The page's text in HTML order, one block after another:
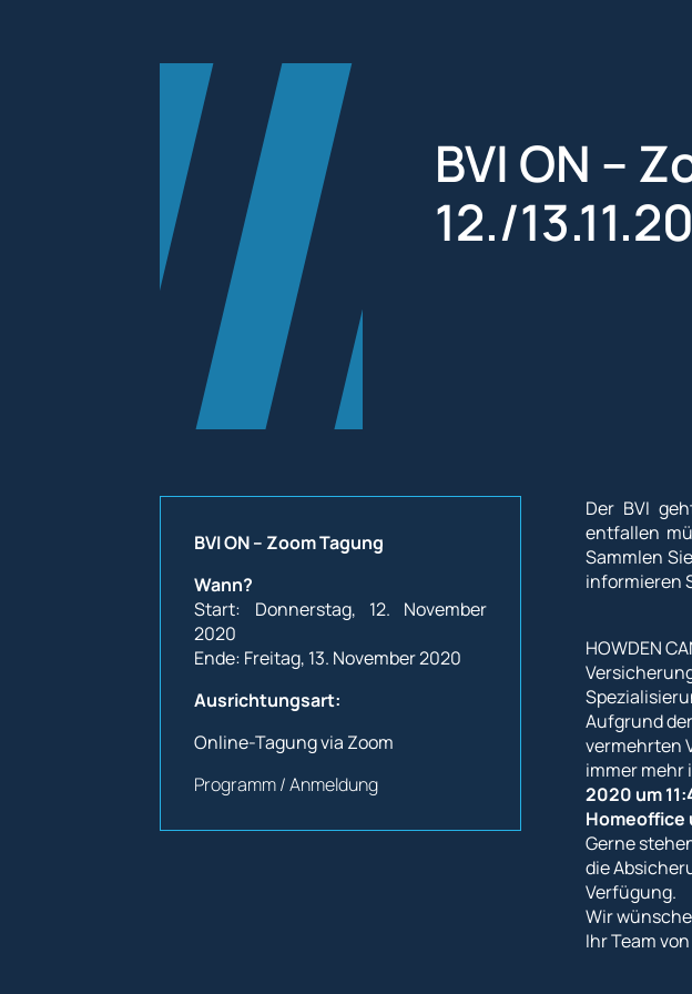
BVI ON –
12./
Der BVI
entfallen
Sammlen
informieren
HOWDEN
Aufgrund
vermehrten
immer mehr
2020 um
Homeoffice
Gerne
die
Verfügung.
Wir
Ihr Team von
BVI ON – Zoom Tagung
Wann?
Start: Donnerstag, 12. November
2020
Ende: Freitag, 13. November 2020
Ausrichtungsart:
Online-Tagung via Zoom
Programm / Anmeldung